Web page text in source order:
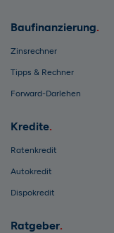
Baufinanzierung
Zinsrechner
Tipps & Rechner
Forward-Darlehen
Kredite
Ratenkredit
Autokredit
Dispokredit
Ratgeber